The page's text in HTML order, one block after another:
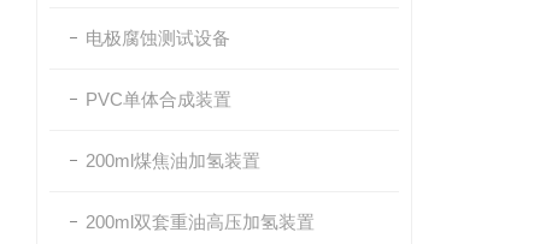
电极腐蚀测试设备
PVC单体合成装置
200ml煤焦油加氢装置
200ml双套重油高压加氢装置